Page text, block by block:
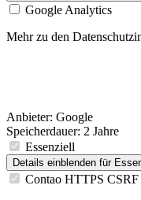
Google Analytics
Mehr zu den
Anbieter: Google
Speicherdauer: 2 Jahre
Essenziell
Details einblenden für
Contao HTTPS CSRF